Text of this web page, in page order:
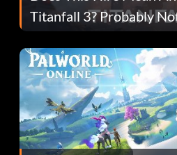
Titanfall 3? Probably
Fans Are Hopeful